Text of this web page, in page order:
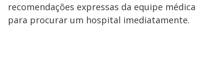
recomendações expressas da equipe médica
para procurar um hospital imediatamente.